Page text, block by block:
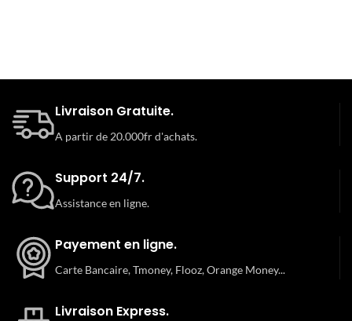
Livraison Gratuite.
A partir de 20.000fr d'achats.
Support 24/7.
Assistance en ligne.
Payement en ligne.
Carte Bancaire, Tmoney, Flooz, Orange Money...
Livraison Express.